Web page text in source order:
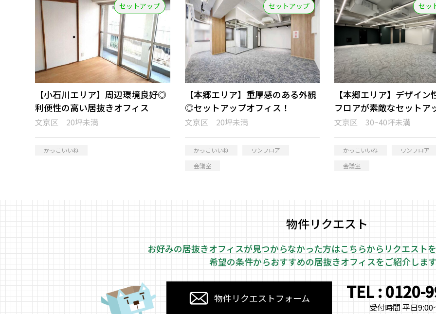
セットアップ
【小石川エリア】周辺環境良好◎
利便性の高い居抜きオフィス
文京区 20坪未満
かっこいいね
セットアップ
【本郷エリア】重厚感のある外観
◎セットアップオフィス！
文京区 20坪未満
かっこいいね
ワンフロア
会議室
セッ
【本郷エリア】デザイン
フロアが素敵なセットア
ィス！
文京区 30~40坪未満
かっこいいね
ワンフロア
会議室
物件リクエスト
お好みの居抜きオフィスが見つからなかった方はこちらから リクエスト
希望の条件からおすすめの居抜きオフィスをご紹介しま
物件リクエストフォーム TEL : 0120-
受付時間 平日9:00